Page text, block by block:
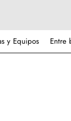
y Equipos Entre